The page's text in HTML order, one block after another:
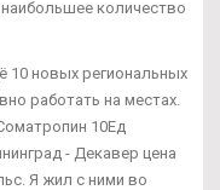
количество
10 новых региональных
работать на местах.
10Ед
- Декавер цена
Я жил с ними во